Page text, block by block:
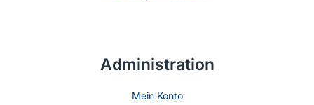
Administration
Mein Konto